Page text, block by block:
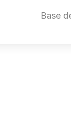
Base